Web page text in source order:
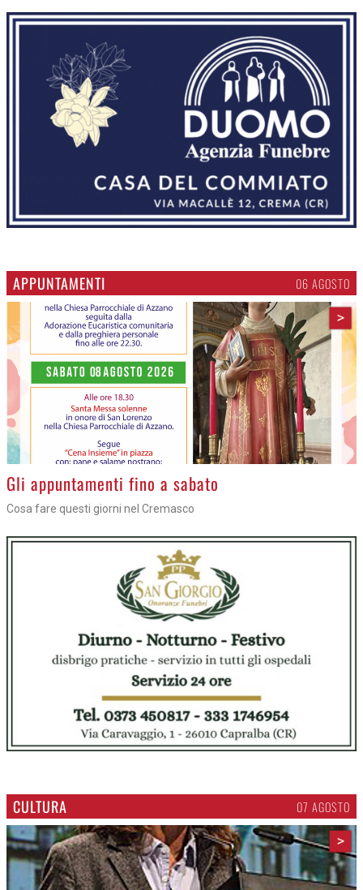
APPUNTAMENTI 06 AGOSTO
>
Gli appuntamenti fino a sabato
Cosa fare questi giorni nel Cremasco
CULTURA 07 AGOSTO
>